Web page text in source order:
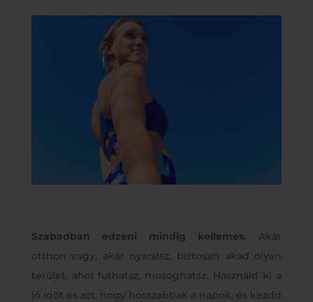
Szabadban edzeni mindig kellemes. Akár
otthon vagy, akár nyaralsz, biztosan akad olyan
terület, ahol futhatsz, mozoghatsz. Használd ki a
jó időt és azt, hogy hosszabbak a napok, és kezdd